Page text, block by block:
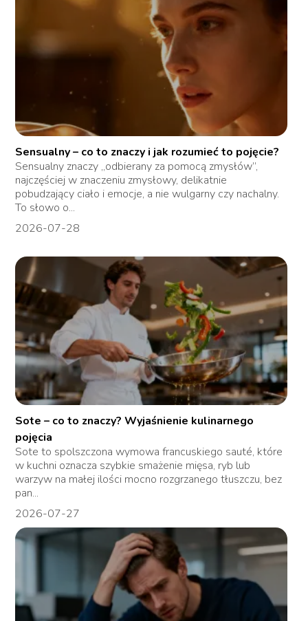
Sensualny – co to znaczy i jak rozumieć to pojęcie?
Sensualny znaczy „odbierany za pomocą zmysłów”,
najczęściej w znaczeniu zmysłowy, delikatnie
pobudzający ciało i emocje, a nie wulgarny czy nachalny.
To słowo o...
2026-07-28
Sote – co to znaczy? Wyjaśnienie kulinarnego
pojęcia
Sote to spolszczona wymowa francuskiego sauté, które
w kuchni oznacza szybkie smażenie mięsa, ryb lub
warzyw na małej ilości mocno rozgrzanego tłuszczu, bez
pan...
2026-07-27